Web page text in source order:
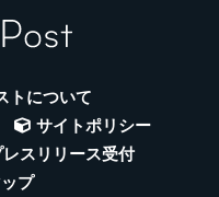
トについて
サイトポリシー
レスリリース受付
プ